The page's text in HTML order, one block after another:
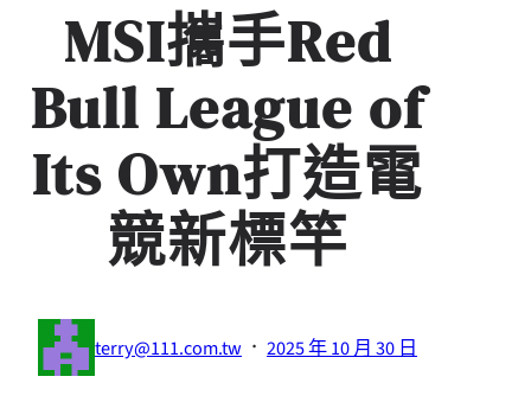
MSI攜手Red
Bull League of
Its Own打造電
競新標竿
terry@111.com.tw · 2025 年 10 月 30 日